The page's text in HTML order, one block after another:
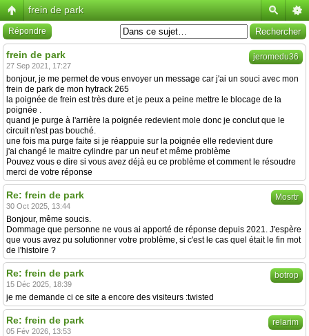
frein de park
Répondre
jeromedu36
frein de park
27 Sep 2021, 17:27
bonjour, je me permet de vous envoyer un message car j'ai un souci avec mon
frein de park de mon hytrack 265
la poignée de frein est très dure et je peux a peine mettre le blocage de la
poignée .
quand je purge à l'arrière la poignée redevient mole donc je conclut que le
circuit n'est pas bouché.
une fois ma purge faite si je réappuie sur la poignée elle redevient dure
j'ai changé le maitre cylindre par un neuf et même problème
Pouvez vous e dire si vous avez déjà eu ce problème et comment le résoudre
merci de votre réponse
Mosrtr
Re: frein de park
30 Oct 2025, 13:44
Bonjour, même soucis.
Dommage que personne ne vous ai apporté de réponse depuis 2021. J'espère
que vous avez pu solutionner votre problème, si c'est le cas quel était le fin mot
de l'histoire ?
botrop
Re: frein de park
15 Déc 2025, 18:39
je me demande ci ce site a encore des visiteurs :twisted
relarim
Re: frein de park
05 Fév 2026, 13:53